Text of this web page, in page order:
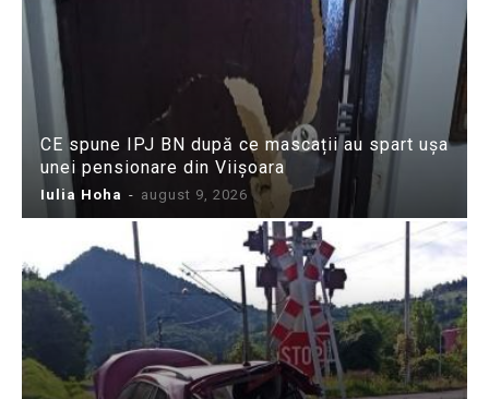
CE spune IPJ BN după ce mascații au spart ușa
unei pensionare din Viișoara
Iulia Hoha - august 9, 2026